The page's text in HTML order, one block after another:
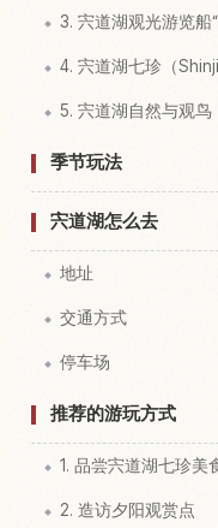
3. 宍道湖观光游览船
4. 宍道湖七珍（
5. 宍道湖自然与观鸟
季节玩法
宍道湖怎么去
地址
交通方式
停车场
推荐的游玩方式
1. 品尝宍道湖七珍美
2. 造访夕阳观赏点